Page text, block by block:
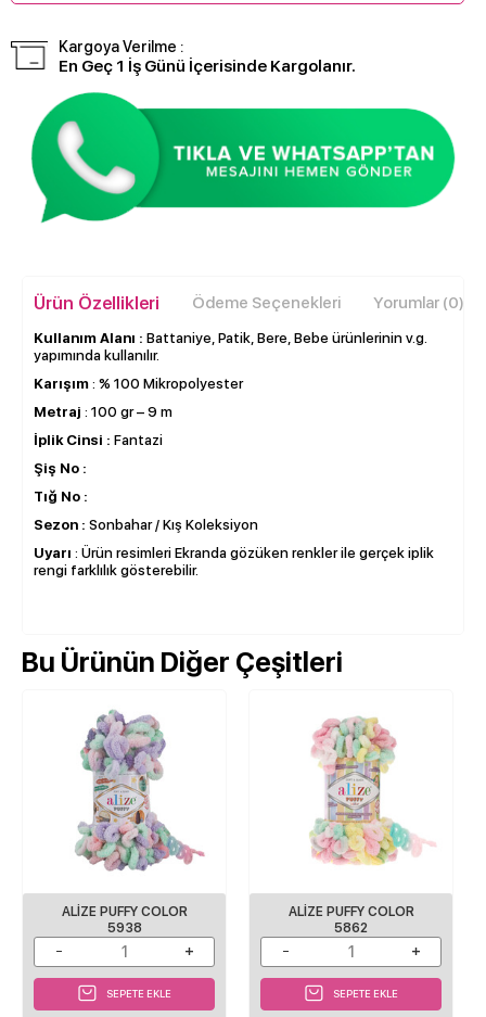
Kargoya Verilme :
En Geç 1 İş Günü İçerisinde Kargolanır.
Ürün Özellikleri Ödeme Seçenekleri Yorumlar (0)
Kullanım Alanı : Battaniye, Patik, Bere, Bebe ürünlerinin v.g.
yapımında kullanılır.
Karışım : % 100 Mikropolyester
Metraj : 100 gr – 9 m
İplik Cinsi : Fantazi
Şiş No :
Tığ No :
Sezon : Sonbahar / Kış Koleksiyon
Uyarı : Ürün resimleri Ekranda gözüken renkler ile gerçek iplik
rengi farklılık gösterebilir.
Bu Ürünün Diğer Çeşitleri
ALİZE PUFFY COLOR
5938
SEPETE EKLE
ALİZE PUFFY COLOR
5862
SEPETE EKLE